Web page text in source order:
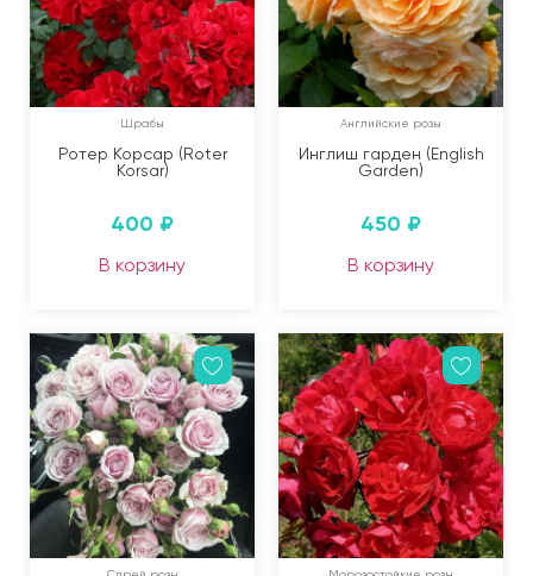
Шрабы
Ротер Корсар (Roter
Korsar)
400 ₽
В корзину
Английские розы
Инглиш гарден (English
Garden)
450 ₽
В корзину